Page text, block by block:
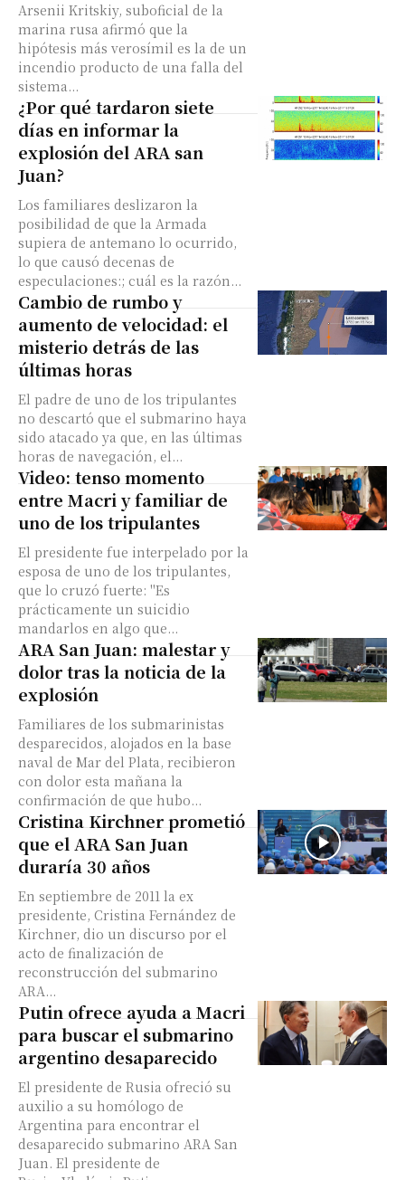
Arsenii Kritskiy, suboficial de la
marina rusa afirmó que la
hipótesis más verosímil es la de un
incendio producto de una falla del
sistema...
¿Por qué tardaron siete
días en informar la
explosión del ARA san
Juan?
Los familiares deslizaron la
posibilidad de que la Armada
supiera de antemano lo ocurrido,
lo que causó decenas de
especulaciones:; cuál es la razón...
Cambio de rumbo y
aumento de velocidad: el
misterio detrás de las
últimas horas
El padre de uno de los tripulantes
no descartó que el submarino haya
sido atacado ya que, en las últimas
horas de navegación, el...
Video: tenso momento
entre Macri y familiar de
uno de los tripulantes
El presidente fue interpelado por la
esposa de uno de los tripulantes,
que lo cruzó fuerte: "Es
prácticamente un suicidio
mandarlos en algo que...
ARA San Juan: malestar y
dolor tras la noticia de la
explosión
Familiares de los submarinistas
desparecidos, alojados en la base
naval de Mar del Plata, recibieron
con dolor esta mañana la
confirmación de que hubo...
Cristina Kirchner prometió
que el ARA San Juan
duraría 30 años
En septiembre de 2011 la ex
presidente, Cristina Fernández de
Kirchner, dio un discurso por el
acto de finalización de
reconstrucción del submarino
ARA...
Putin ofrece ayuda a Macri
para buscar el submarino
argentino desaparecido
El presidente de Rusia ofreció su
auxilio a su homólogo de
Argentina para encontrar el
desaparecido submarino ARA San
Juan. El presidente de